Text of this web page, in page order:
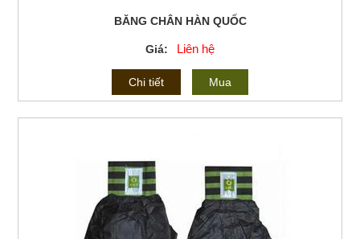
BĂNG CHÂN HÀN QUỐC
Giá: Liên hệ
Chi tiết Mua